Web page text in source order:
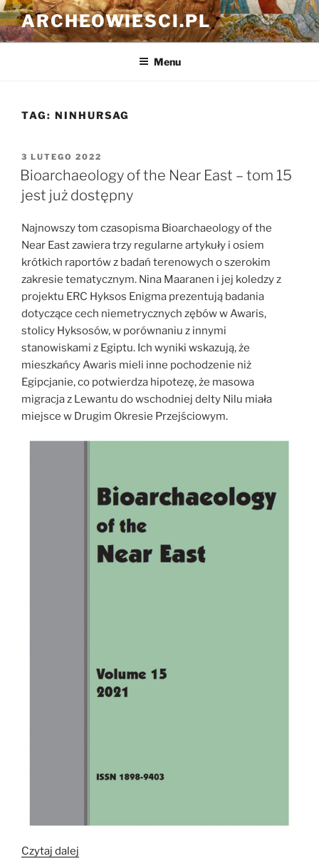
Przejdź
do
treści
ARCHEOWIESCI.PL
Menu
TAG: NINHURSAG
OPUBLIKOWANE
W
3 LUTEGO 2022
Bioarchaeology of the Near East – tom 15
jest już dostępny
Najnowszy tom czasopisma Bioarchaeology of the
Near East zawiera trzy regularne artykuły i osiem
krótkich raportów z badań terenowych o szerokim
zakresie tematycznym. Nina Maaranen i jej koledzy z
projektu ERC Hyksos Enigma prezentują badania
dotyczące cech niemetrycznych zębów w Awaris,
stolicy Hyksosów, w porównaniu z innymi
stanowiskami z Egiptu. Ich wyniki wskazują, że
mieszkańcy Awaris mieli inne pochodzenie niż
Egipcjanie, co potwierdza hipotezę, że masowa
migracja z Lewantu do wschodniej delty Nilu miała
miejsce w Drugim Okresie Przejściowym.
Czytaj dalej